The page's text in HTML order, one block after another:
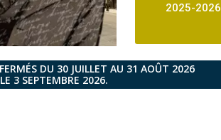
2025-2026
DU 30 JUILLET AU 31 AOÛT 2026
3 SEPTEMBRE 2026.